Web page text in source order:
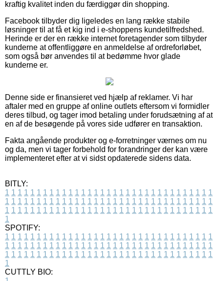
kraftig kvalitet inden du færdiggør din shopping.
Facebook tilbyder dig ligeledes en lang række stabile
løsninger til at få et kig ind i e-shoppens kundetilfredshed.
Herinde er der en række internet foretagender som tilbyder
kunderne at offentliggøre en anmeldelse af ordreforløbet,
som også bør anvendes til at bedømme hvor glade
kunderne er.
Denne side er finansieret ved hjælp af reklamer. Vi har
aftaler med en gruppe af online outlets eftersom vi formidler
deres tilbud, og tager imod betaling under forudsætning af at
en af de besøgende på vores side udfører en transaktion.
Fakta angående produkter og e-forretninger værnes om nu
og da, men vi tager forbehold for forandringer der kan være
implementeret efter at vi sidst opdaterede sidens data.
BITLY:
1 1 1 1 1 1 1 1 1 1 1 1 1 1 1 1 1 1 1 1 1 1 1 1 1 1 1 1 1 1 1 1 1
1 1 1 1 1 1 1 1 1 1 1 1 1 1 1 1 1 1 1 1 1 1 1 1 1 1 1 1 1 1 1 1 1
1 1 1 1 1 1 1 1 1 1 1 1 1 1 1 1 1 1 1 1 1 1 1 1 1 1 1 1 1 1 1 1 1
1
SPOTIFY:
1 1 1 1 1 1 1 1 1 1 1 1 1 1 1 1 1 1 1 1 1 1 1 1 1 1 1 1 1 1 1 1 1
1 1 1 1 1 1 1 1 1 1 1 1 1 1 1 1 1 1 1 1 1 1 1 1 1 1 1 1 1 1 1 1 1
1 1 1 1 1 1 1 1 1 1 1 1 1 1 1 1 1 1 1 1 1 1 1 1 1 1 1 1 1 1 1 1 1
1
CUTTLY BIO: